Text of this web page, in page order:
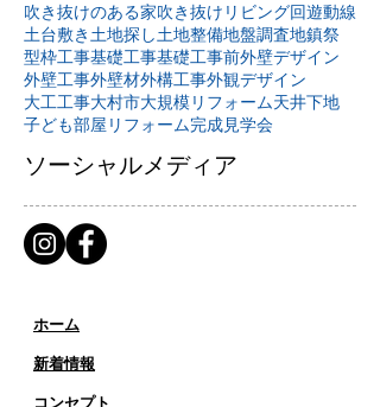
吹き抜けのある家吹き抜けリビング回遊動線
土台敷き 土地探し土地整備地盤調査地鎮祭
型枠工事基礎工事基礎工事前外壁デザイン
外壁工事外壁材外構工事外観デザイン
大工工事大村市大規模リフォーム天井下地
子ども部屋リフォーム完成見学会
ソーシャルメディア
ホーム
新着情報
コンセプト